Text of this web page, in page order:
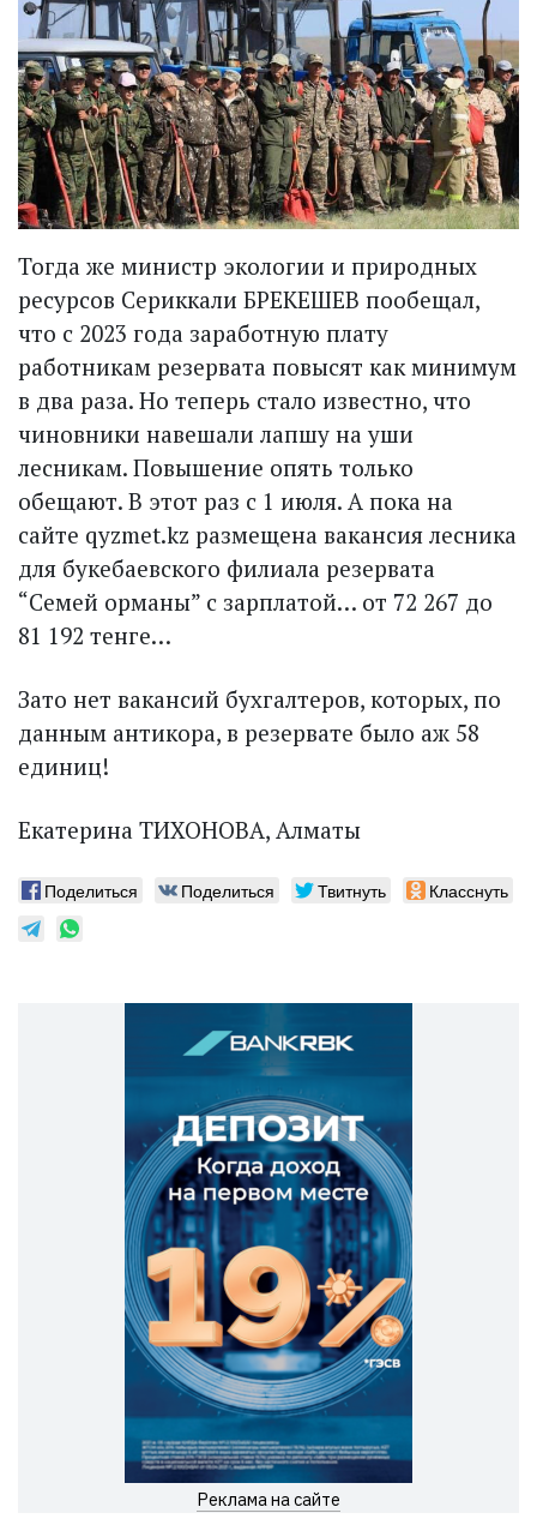
Тогда же министр экологии и природных
ресурсов Сериккали БРЕКЕШЕВ пообещал,
что с 2023 года заработную плату
работникам резервата повысят как минимум
в два раза. Но теперь стало известно, что
чиновники навешали лапшу на уши
лесникам. Повышение опять только
обещают. В этот раз с 1 июля. А пока на
сайте qyzmet.kz размещена вакансия лесника
для букебаевского филиала резервата
“Семей орманы” с зарплатой… от 72 267 до
81 192 тенге…
Зато нет вакансий бухгалтеров, которых, по
данным антикора, в резервате было аж 58
единиц!
Екатерина ТИХОНОВА, Алматы
Поделиться Поделиться Твитнуть Класснуть
Реклама на сайте